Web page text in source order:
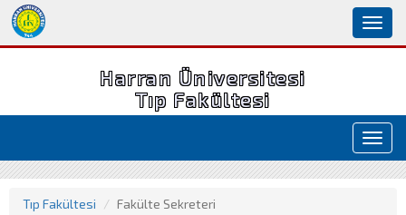
Harran Üniversitesi
Tıp Fakültesi
Tıp Fakültesi Fakülte Sekreteri